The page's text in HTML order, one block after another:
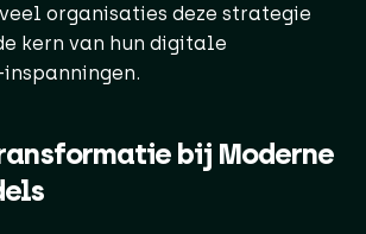
organisaties deze strategie
kern van hun digitale
bij Moderne